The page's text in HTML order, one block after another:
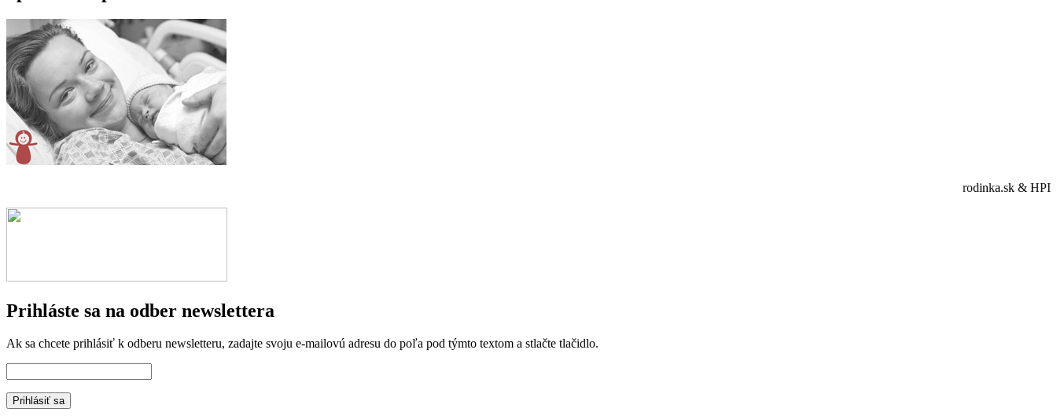
rodinka.sk & HPI
Prihláste sa na odber newslettera
Ak sa chcete prihlásiť k odberu newsletteru, zadajte svoju e-mailovú adresu do poľa pod týmto textom a stlačte tlačidlo.